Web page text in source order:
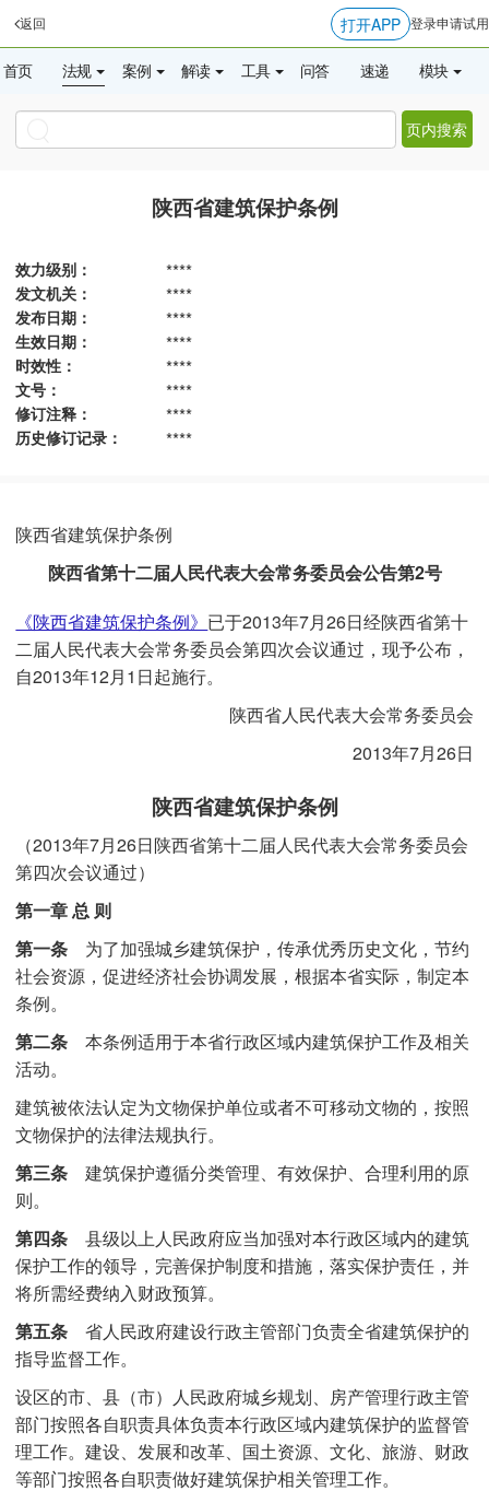
返回 打开APP 登录申请试用
首页 法规 案例 解读 工具 问答 速递 模块
页内搜索
陕西省建筑保护条例
效力级别： ****
发文机关： ****
发布日期： ****
生效日期： ****
时效性： ****
文号： ****
修订注释： ****
历史修订记录： ****
陕西省建筑保护条例
陕西省第十二届人民代表大会常务委员会公告第2号
《陕西省建筑保护条例》 已于2013年7月26日经陕西省第十
二届人民代表大会常务委员会第四次会议通过，现予公布，
自2013年12月1日起施行。
陕西省人民代表大会常务委员会
2013年7月26日
陕西省建筑保护条例
（2013年7月26日陕西省第十二届人民代表大会常务委员会
第四次会议通过）
第一章 总 则
第一条 为了加强城乡建筑保护，传承优秀历史文化，节约
社会资源，促进经济社会协调发展，根据本省实际，制定本
条例。
第二条本条例适用于本省行政区域内建筑保护工作及相关
活动。
建筑被依法认定为文物保护单位或者不可移动文物的，按照
文物保护的法律法规执行。
第三条建筑保护遵循分类管理、有效保护、合理利用的原
则。
第四条县级以上人民政府应当加强对本行政区域内的建筑
保护工作的领导，完善保护制度和措施，落实保护责任，并
将所需经费纳入财政预算。
第五条省人民政府建设行政主管部门负责全省建筑保护的
指导监督工作。
设区的市、县（市）人民政府城乡规划、房产管理行政主管
部门按照各自职责具体负责本行政区域内建筑保护的监督管
理工作。建设、发展和改革、国土资源、文化、旅游、财政
等部门按照各自职责做好建筑保护相关管理工作。